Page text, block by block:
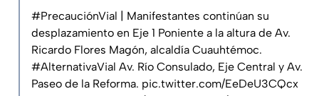
#PrecauciónVial | Manifestantes continúan su
desplazamiento en Eje 1 Poniente a la altura de Av.
Ricardo Flores Magón, alcaldía Cuauhtémoc.
#AlternativaVial Av. Río Consulado, Eje Central y Av.
Paseo de la Reforma. pic.twitter.com/EeDeU3CQcx